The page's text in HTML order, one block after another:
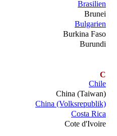
Brasilien
Brunei
Bulgarien
Burkina Faso
Burundi
C
Chile
China (Taiwan)
China (Volksrepublik)
Costa Rica
Cote d'Ivoire